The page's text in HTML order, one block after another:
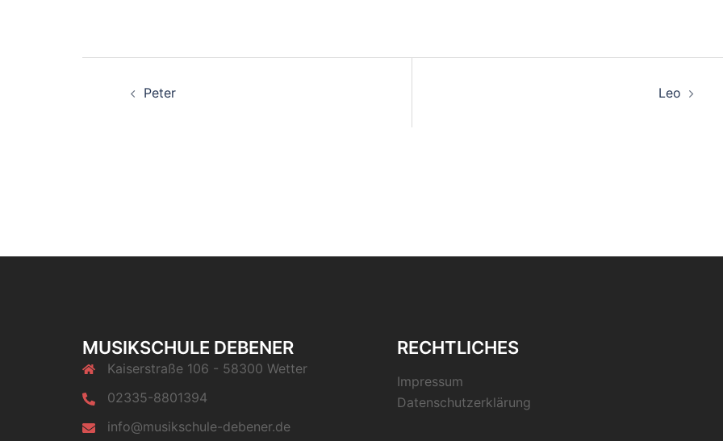
Peter Leo
MUSIKSCHULE DEBENER
Kaiserstraße 106 - 58300 Wetter
02335-8801394
info@musikschule-debener.de
RECHTLICHES
Impressum
Datenschutzerklärung